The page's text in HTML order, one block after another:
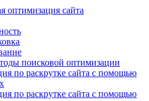
оптимизация сайта
поисковой оптимизации
по раскрутке сайта с помощью
по раскрутке сайта с помощью